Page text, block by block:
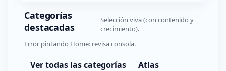
Categorías
destacadas
Selección viva (con contenido y
crecimiento).
Error pintando Home: revisa consola.
Ver todas las categorías Atlas